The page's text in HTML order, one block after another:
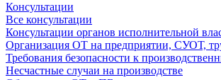
Консультации
Все консультации
Консультации органов исполнительной
Организация ОТ на предприятии, СУОТ,
Требования безопасности к
Несчастные случаи на производстве